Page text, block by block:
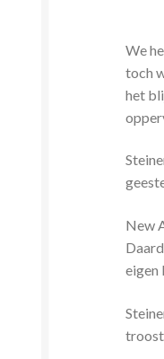
We
toch
het
New
eigen
troost